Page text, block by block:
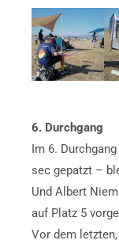
6. Durchgang
Im 6.
sec gepatzt –
Und Albert
auf Platz 5
Vor dem